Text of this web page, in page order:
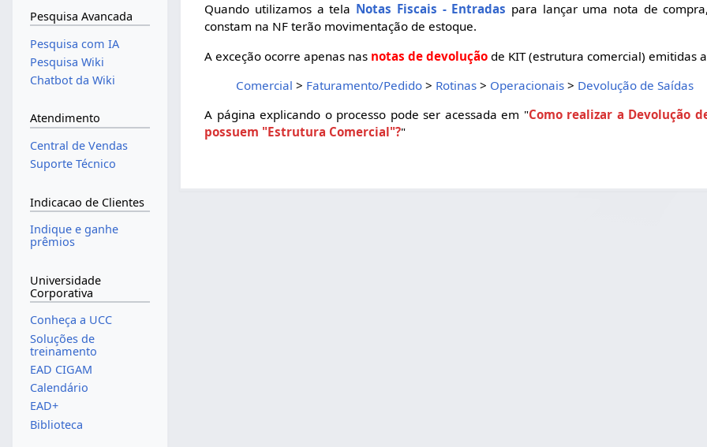
Quando utilizamos a tela Notas Fiscais - Entradas para lançar uma nota de
constam na NF terão movimentação de estoque.
A exceção ocorre apenas nas notas de devolução de KIT (estrutura comercial) emitidas
Comercial > Faturamento/Pedido > Rotinas > Operacionais > Devolução de Saídas
A página explicando o processo pode ser acessada em "Como realizar a Devolução
possuem "Estrutura Comercial"?"
Pesquisa Avancada
Pesquisa com IA
Pesquisa Wiki
Chatbot da Wiki
Atendimento
Central de Vendas
Suporte Técnico
Indicacao de Clientes
Indique e ganhe
prêmios
Universidade
Corporativa
Conheça a UCC
Soluções de
treinamento
EAD CIGAM
Calendário
EAD+
Biblioteca